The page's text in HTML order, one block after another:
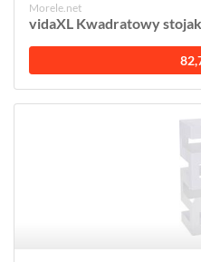
Morele.net
vidaXL Kwadratowy stojak